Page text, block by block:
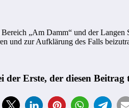
„Am Damm“ und der
und zur Aufklärung des Falls
der Erste, der diesen Beitrag